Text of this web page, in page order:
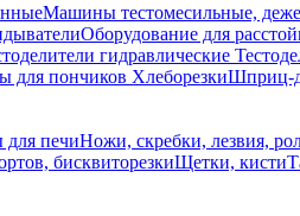
Машины тестомесильные,
Оборудование для
гидравлические
для пончиков ХлеборезкиШприц-
для печиНожи, скребки, лезвия,
бисквиторезкиЩетки, кисти